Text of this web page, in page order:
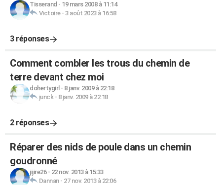
Tisserand - 19 mars 2008 à 11:14
Victoire- 3 août 2023 à 16:58
3 réponses
Comment combler les trous du chemin de
terre devant chez moi
dohertygirl - 8 janv. 2009 à 22:18
junck- 8 janv. 2009 à 22:18
2 réponses
Réparer des nids de poule dans un chemin
goudronné
jijire26- 22 nov. 2013 à 15:33
Dannan- 27 nov. 2013 à 22:06